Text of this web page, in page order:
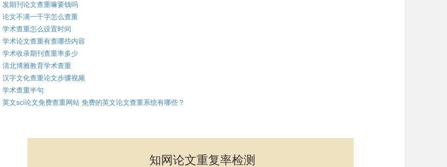
发期刊论文查重嘛要钱吗
论文不满一千字怎么查重
学术查重怎么设置时间
学术论文查重有查哪些内容
学术收录期刊查重率多少
清北博雅教育学术查重
汉字文化查重论文步骤视频
学术查重半句
英文sci论文免费查重网站 免费的英文论文查重系统有哪些？
知网论文重复率检测